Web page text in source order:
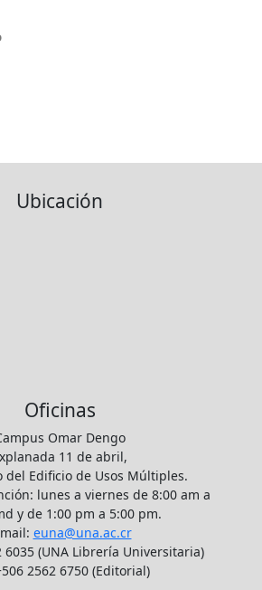
Ubicación
Oficinas
Omar Dengo
11 de abril,
del Edificio de Usos Múltiples.
lunes a viernes de 8:00 am a
y de 1:00 pm a 5:00 pm.
euna@una.ac.cr
6035 (UNA Librería Universitaria)
2562 6750 (Editorial)